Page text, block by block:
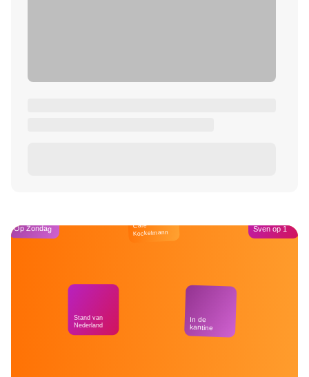
Op Zondag
Stand van
Nederland
Café
Kockelmann
In de
kantine
Sven op 1